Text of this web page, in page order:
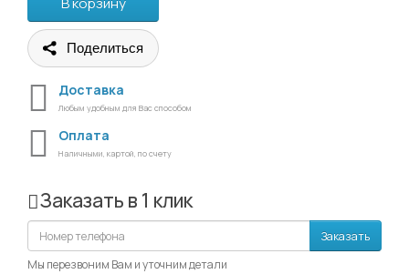
Поделиться
Доставка
Любым удобным для Вас способом
Оплата
Наличными, картой, по счету
Заказать в 1 клик
Заказать
Мы перезвоним Вам и уточним детали